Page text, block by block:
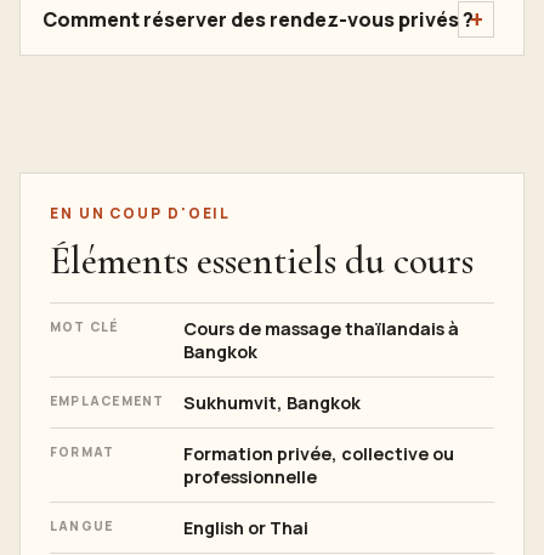
Comment réserver des rendez-vous privés ?
EN UN COUP D'OEIL
Éléments essentiels du cours
MOT CLÉ
Cours de massage thaïlandais à
Bangkok
EMPLACEMENT Sukhumvit, Bangkok
FORMAT
Formation privée, collective ou
professionnelle
LANGUE English or Thai